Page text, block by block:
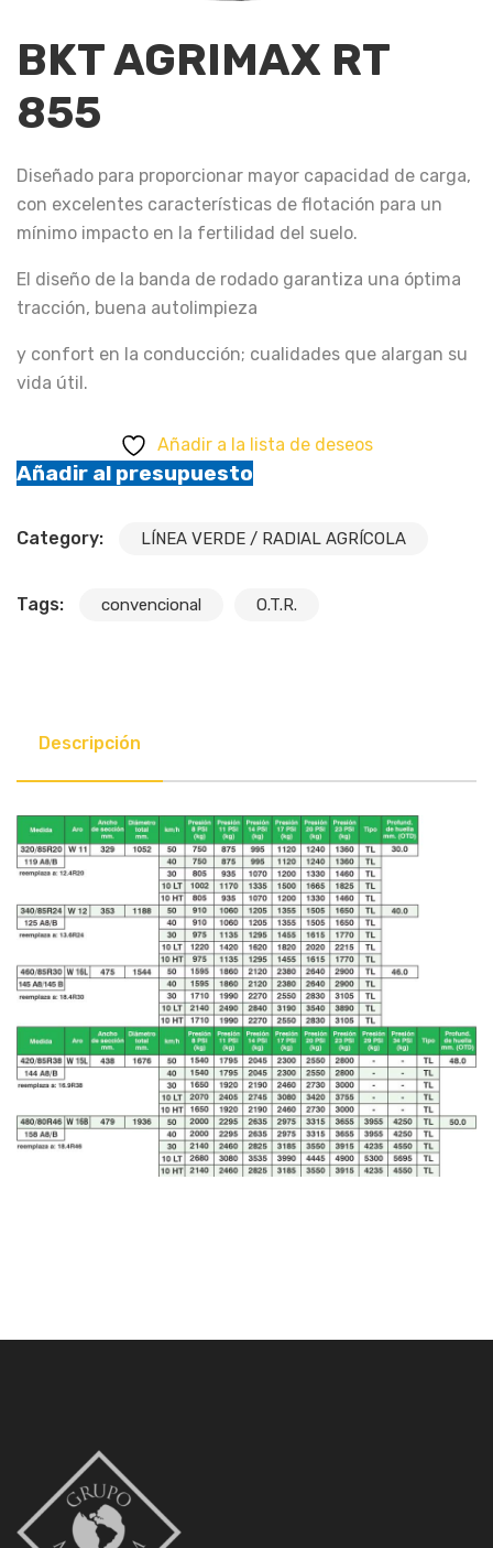
BKT AGRIMAX RT
855
Diseñado para proporcionar mayor capacidad de carga,
con excelentes características de flotación para un
mínimo impacto en la fertilidad del suelo.
El diseño de la banda de rodado garantiza una óptima
tracción, buena autolimpieza
y confort en la conducción; cualidades que alargan su
vida útil.
Añadir a la lista de deseos
Añadir al presupuesto
Category: LÍNEA VERDE / RADIAL AGRÍCOLA
Tags: convencional O.T.R.
Descripción